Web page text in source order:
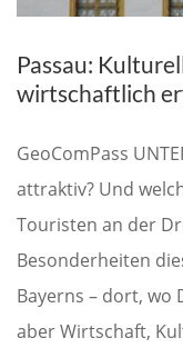
Passau:
wirtschaftlich
GeoComPass
attraktiv? Und
Touristen an der
Besonderheiten
Bayerns – dort, wo
aber Wirtschaft,